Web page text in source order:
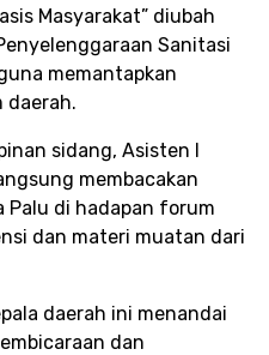
Masyarakat” diubah
Sanitasi
memantapkan
daerah.
sidang, Asisten I
membacakan
Palu di hadapan forum
dan materi muatan dari
daerah ini menandai
dan